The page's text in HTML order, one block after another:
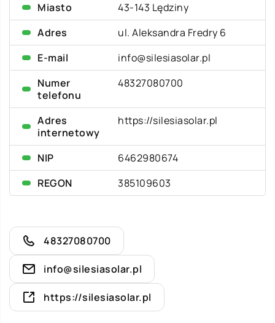
Miasto
43-143 Lędziny
Adres
ul. Aleksandra Fredry 6
E-mail
info@silesiasolar.pl
Numer
telefonu
48327080700
Adres
internetowy
https://silesiasolar.pl
NIP
6462980674
REGON
385109603
48327080700
info@silesiasolar.pl
https://silesiasolar.pl